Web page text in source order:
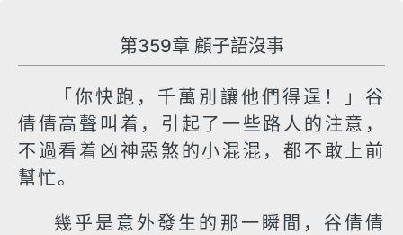
第359章 顧子語沒事
「你快跑，千萬別讓他們得逞！」谷
倩倩高聲叫着，引起了一些路人的注意，
不過看着凶神惡煞的小混混，都不敢上前
幫忙。
幾乎是意外發生的那一瞬間，谷倩倩